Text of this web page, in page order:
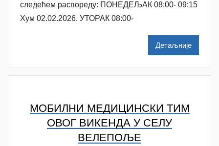
e
k
i
ć
следећем распореду: ПОНЕДЕЉАК 08:00- 09:15
Хум 02.02.2026. УТОРАК 08:00-
Детаљније
МОБИЛНИ МЕДИЦИНСКИ ТИМ
ОВОГ ВИКЕНДА У СЕЛУ
ВЕЛЕПОЉЕ